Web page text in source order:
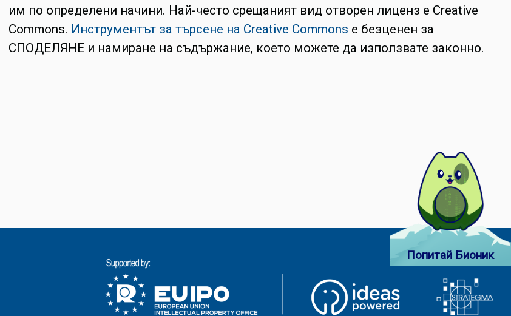
им по определени начини. Най-често срещаният вид отворен лиценз е Creative
Commons. Инструментът за търсене на Creative Commons е безценен за
СПОДЕЛЯНЕ и намиране на съдържание, което можете да използвате законно.
Попитай Бионик